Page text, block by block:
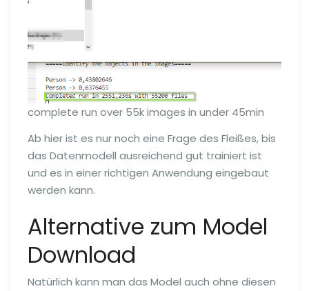
complete run over 55k images in under 45min
Ab hier ist es nur noch eine Frage des Fleißes, bis
das Datenmodell ausreichend gut trainiert ist
und es in einer richtigen Anwendung eingebaut
werden kann.
Alternative zum Model
Download
Natürlich kann man das Model auch ohne diesen